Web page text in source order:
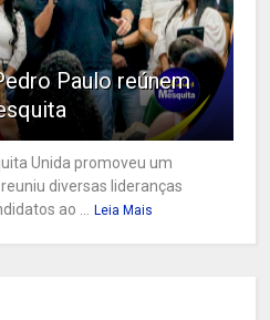
Paulo reúnem
Unida promoveu um
diversas lideranças
ao ...
Leia Mais